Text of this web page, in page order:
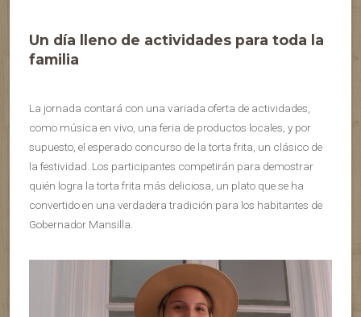
Un día lleno de actividades para toda la
familia
La jornada contará con una variada oferta de actividades,
como música en vivo, una feria de productos locales, y por
supuesto, el esperado concurso de la torta frita, un clásico de
la festividad. Los participantes competirán para demostrar
quién logra la torta frita más deliciosa, un plato que se ha
convertido en una verdadera tradición para los habitantes de
Gobernador Mansilla.